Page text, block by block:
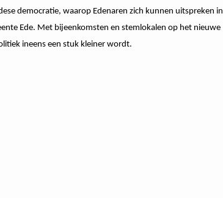
democratie, waarop Edenaren zich kunnen uitspreken in
Ede. Met bijeenkomsten en stemlokalen op het nieuwe
ineens een stuk kleiner wordt.